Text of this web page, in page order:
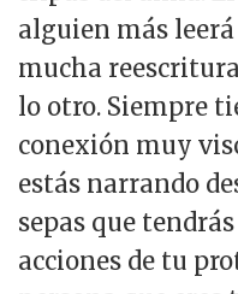
alguien más
mucha
lo otro. Siempre
conexión muy
estás narrando
sepas que
acciones de tu